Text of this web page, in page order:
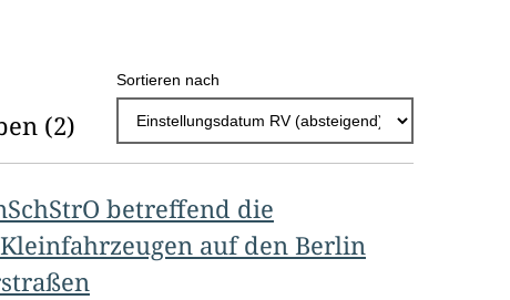
e
b
n
i
(2)
Sortieren nach
betreffend die
auf den Berlin